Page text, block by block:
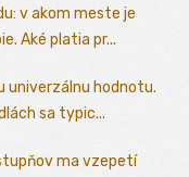
v akom meste je
Aké platia pr...
univerzálnu hodnotu.
sa typic...
ma vzepetí